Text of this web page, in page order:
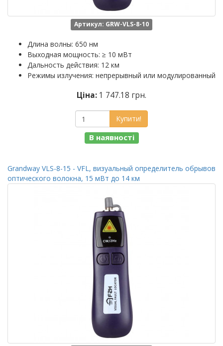
Артикул: GRW-VLS-8-10
Длина волны: 650 нм
Выходная мощность: ≥ 10 мВт
Дальность действия: 12 км
Режимы излучения: непрерывный или модулированный
Ціна: 1 747.18 грн.
Купити!
В наявності
Grandway VLS-8-15 - VFL, визуальный определитель обрывов
оптического волокна, 15 мВт до 14 км